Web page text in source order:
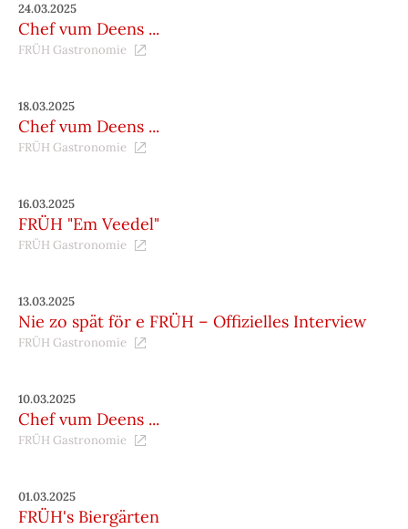
24.03.2025
Chef vum Deens ...
FRÜH Gastronomie
18.03.2025
Chef vum Deens ...
FRÜH Gastronomie
16.03.2025
FRÜH "Em Veedel"
FRÜH Gastronomie
13.03.2025
Nie zo spät för e FRÜH – Offizielles Interview
FRÜH Gastronomie
10.03.2025
Chef vum Deens ...
FRÜH Gastronomie
01.03.2025
FRÜH's Biergärten